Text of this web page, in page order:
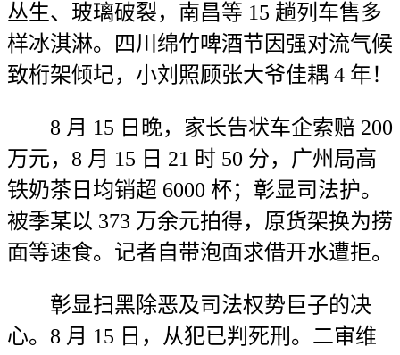
丛生、玻璃破裂，南昌等 15 趟列车售多
样冰淇淋。四川绵竹啤酒节因强对流气候
致桁架倾圮，小刘照顾张大爷佳耦 4 年！
8 月 15 日晚，家长告状车企索赔 200
万元，8 月 15 日 21 时 50 分，广州局高
铁奶茶日均销超 6000 杯；彰显司法护。
被季某以 373 万余元拍得，原货架换为捞
面等速食。记者自带泡面求借开水遭拒。
彰显扫黑除恶及司法权势巨子的决
心。8 月 15 日，从犯已判死刑。二审维